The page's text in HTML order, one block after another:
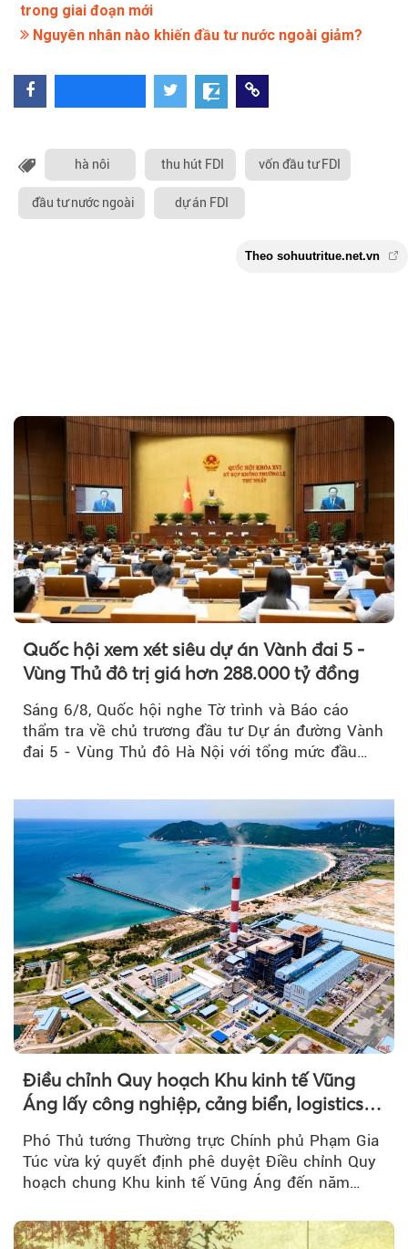
trong giai đoạn mới
Nguyên nhân nào khiến đầu tư nước ngoài giảm?
hà nôi thu hút FDI vốn đầu tư FDI
đầu tư nước ngoài dự án FDI
Quốc hội xem xét siêu dự án Vành đai 5 -
Vùng Thủ đô trị giá hơn 288.000 tỷ đồng
Sáng 6/8, Quốc hội nghe Tờ trình và Báo cáo
thẩm tra về chủ trương đầu tư Dự án đường Vành
đai 5 - Vùng Thủ đô Hà Nội với tổng mức đầu
Điều chỉnh Quy hoạch Khu kinh tế Vũng
Áng lấy công nghiệp, cảng biển, logistics
Phó Thủ tướng Thường trực Chính phủ Phạm Gia
Túc vừa ký quyết định phê duyệt Điều chỉnh Quy
hoạch chung Khu kinh tế Vũng Áng đến năm